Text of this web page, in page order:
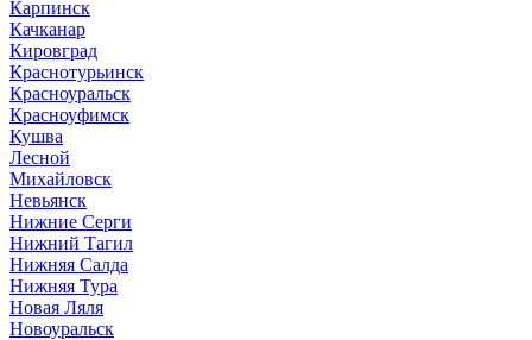
Карпинск
Качканар
Кировград
Краснотурьинск
Красноуральск
Красноуфимск
Кушва
Лесной
Михайловск
Невьянск
Нижние Серги
Нижний Тагил
Нижняя Салда
Нижняя Тура
Новая Ляля
Новоуральск